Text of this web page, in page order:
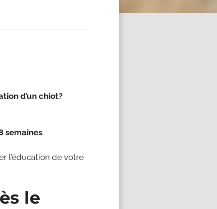
d’un chiot?
semaines.
l’éducation de votre
le